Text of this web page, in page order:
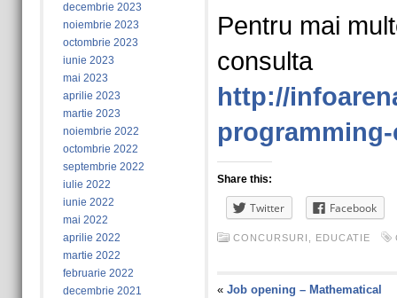
decembrie 2023
noiembrie 2023
octombrie 2023
iunie 2023
mai 2023
aprilie 2023
martie 2023
noiembrie 2022
octombrie 2022
septembrie 2022
iulie 2022
iunie 2022
mai 2022
aprilie 2022
martie 2022
februarie 2022
decembrie 2021
Pentru mai
consulta
http://
programming-
Share this:
Twitter Facebook
CONCURSURI EDUCATIE
« Job opening – Mathematical